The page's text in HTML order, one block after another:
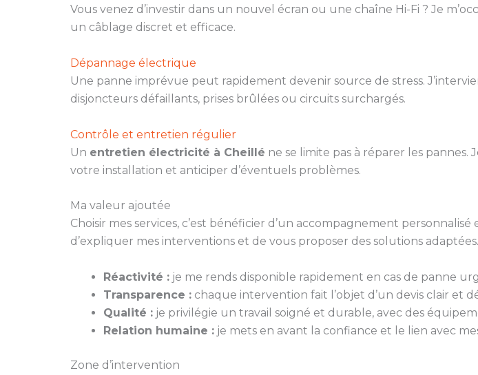
Vous venez d’investir dans un nouvel écran ou une chaîne Hi-Fi ? Je
un câblage discret et efficace.
Dépannage électrique
Une panne imprévue peut rapidement devenir source de stress.
disjoncteurs défaillants, prises brûlées ou circuits surchargés.
Contrôle et entretien régulier
Un entretien électricité à Cheillé ne se limite pas à réparer les pannes.
votre installation et anticiper d’éventuels problèmes.
Ma valeur ajoutée
Choisir mes services, c’est bénéficier d’un accompagnement
d’expliquer mes interventions et de vous proposer des solutions adaptées.
Réactivité : je me rends disponible rapidement en cas de panne
Transparence : chaque intervention fait l’objet d’un devis clair et
Qualité : je privilégie un travail soigné et durable, avec des
Relation humaine : je mets en avant la confiance et le lien avec
Zone d’intervention